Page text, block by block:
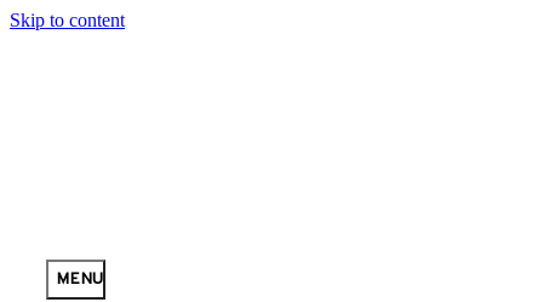
Skip to content
MENU